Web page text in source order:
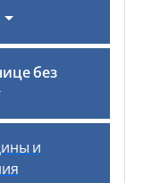
без
и